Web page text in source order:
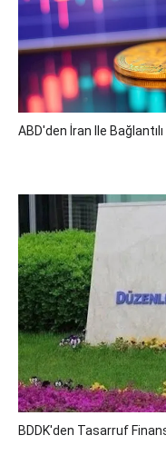
ABD'den İran Ile
BDDK'den Tasarruf